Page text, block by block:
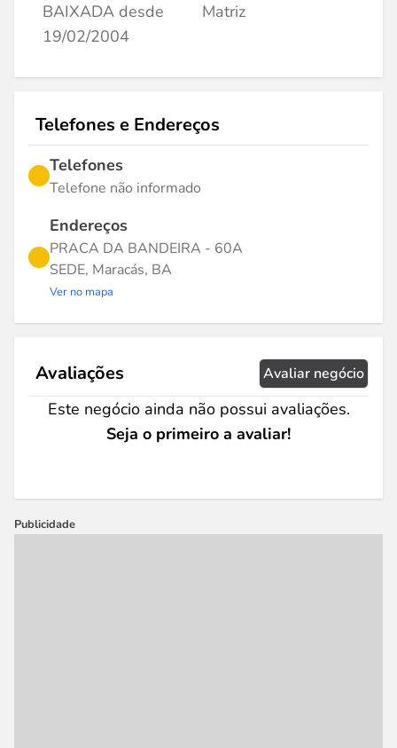
BAIXADA desde
19/02/2004
Matriz
Telefones e Endereços
Telefones
Telefone não informado
Endereços
PRACA DA BANDEIRA - 60A
SEDE, Maracás, BA
Ver no mapa
Avaliações Avaliar negócio
Este negócio ainda não possui avaliações.
Seja o primeiro a avaliar!
Publicidade